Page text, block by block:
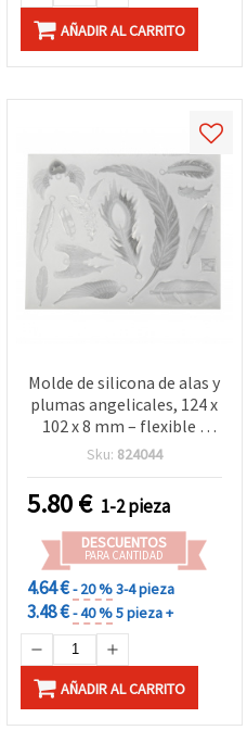
AÑADIR AL CARRITO
Molde de silicona de alas y
plumas angelicales, 124 x
102 x 8 mm – flexible y
reutilizable para resina,
polimérica, fondant,
jabón y yeso, para
manualidades DIY
Sku: 824044
5.80€ 1-2 pieza
DESCUENTOS
PARA CANTIDAD
4.64 €- 20 %3-4 pieza
3.48 €- 40 %5 pieza +
AÑADIR AL CARRITO